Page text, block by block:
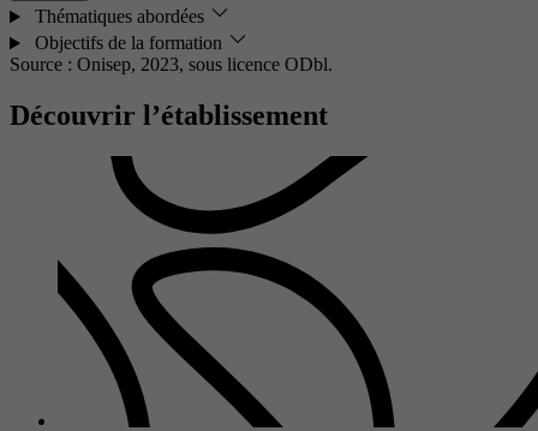
Thématiques abordées
Objectifs de la formation
Source : Onisep, 2023, sous licence ODbl.
Découvrir l’établissement